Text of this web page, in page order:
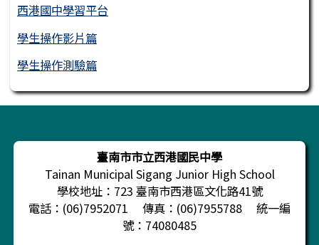
西港國中學習平台
學生操作影片篇
學生操作測驗篇
頁尾區域內容
臺南市市立西港國民中學
Tainan Municipal Sigang Junior High School
學校地址：723 臺南市西港區文化路41號
電話：(06)7952071 傳真：(06)7955788 統一編
號：74080485